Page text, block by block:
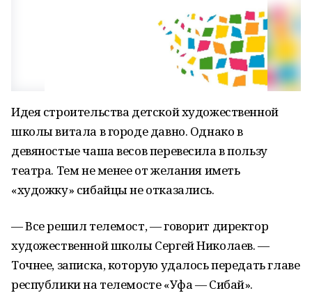
Идея строительства детской художественной
школы витала в городе давно. Однако в
девяностые чаша весов перевесила в пользу
театра. Тем не менее от желания иметь
«художку» сибайцы не отказались.
— Все решил телемост, — говорит директор
художественной школы Сергей Николаев. —
Точнее, записка, которую удалось передать главе
республики на телемосте «Уфа — Сибай».